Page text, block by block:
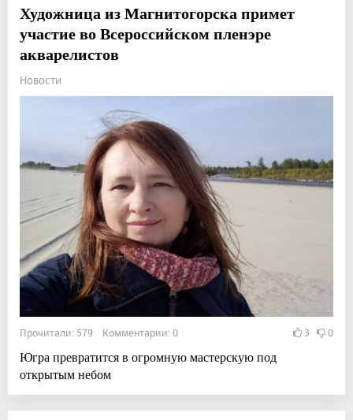
Художница из Магнитогорска примет
участие во Всероссийском пленэре
акварелистов
Новости
Прочитали: 579 Комментарии: 0 3 0
Югра превратится в огромную мастерскую под
открытым небом